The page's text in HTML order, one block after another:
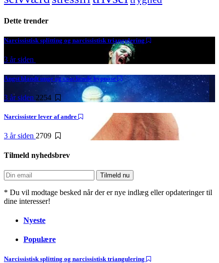
Dette trender
Narcissistisk splitting og narcissistisk triangulering
3 år siden
Angst blandt unge og coachende hypnose
3 år siden 2254
Narcissister lever af andre
3 år siden 2709
Tilmeld nyhedsbrev
* Du vil modtage besked når der er nye indlæg eller opdateringer til
dine interesser!
Nyeste
Populære
Narcissistisk splitting og narcissistisk triangulering